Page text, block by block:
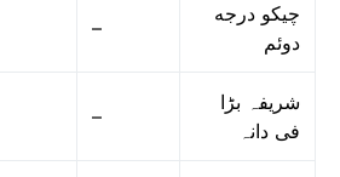
–
چیکو درجه
دوئم
–
شریفہ بڑا
فی دانہ